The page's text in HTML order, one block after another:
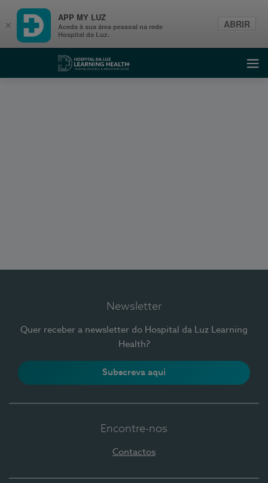
Learning Health
Newsletter
Quer receber a newsletter do Hospital da Luz Learning
Health?
Subscreva aqui
Encontre-nos
Contactos
×
APP MY LUZ
Aceda à sua área pessoal na rede
Hospital da Luz.
ABRIR